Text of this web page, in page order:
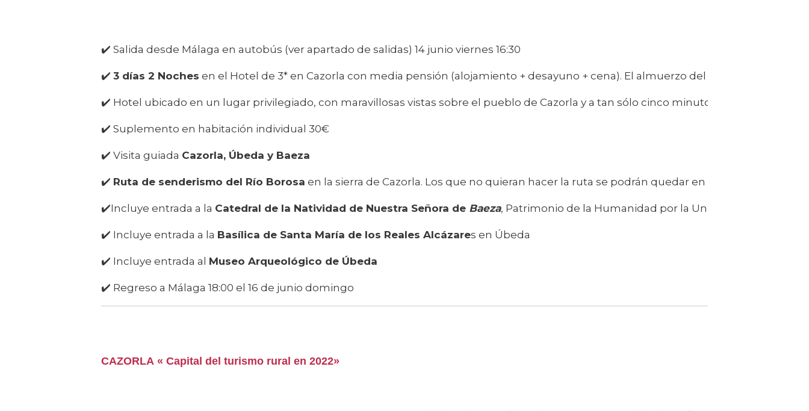
✔️ Salida desde Málaga en autobús (ver apartado de salidas) 14 junio viernes 16:30
✔️ 3 días 2 Noches en el Hotel de 3* en Cazorla con media pensión (alojamiento + desayuno + cena). El almuerzo del sábado está
✔️ Hotel ubicado en un lugar privilegiado, con maravillosas vistas sobre el pueblo de Cazorla y a tan sólo cinco minutos andando de su
✔️ Suplemento en habitación individual 30€
✔️ Visita guiada Cazorla, Úbeda y Baeza
✔️ Ruta de senderismo del Río Borosa en la sierra de Cazorla. Los que no quieran hacer la ruta se podrán quedar en Cazorla
✔️Incluye entrada a la Catedral de la Natividad de Nuestra Señora de Baeza, Patrimonio de la Humanidad por la Unesco desde el año
✔️ Incluye entrada a la Basílica de Santa María de los Reales Alcázares en Úbeda
✔️ Incluye entrada al Museo Arqueológico de Úbeda
✔️ Regreso a Málaga 18:00 el 16 de junio domingo
CAZORLA « Capital del turismo rural en 2022»